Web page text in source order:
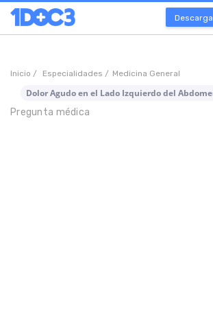
Inicio / Especialidades / Medicina General
Dolor Agudo en el Lado Izquierdo del
Pregunta médica